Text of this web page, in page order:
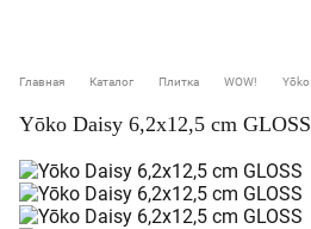
Главная Каталог Плитка WOW! Yōko
Yōko Daisy 6,2x12,5 cm GLOSS